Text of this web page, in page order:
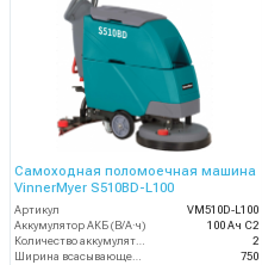
Самоходная поломоечная машина
VinnerMyer S510BD-L100
Артикул
VM510D-L100
Аккумулятор АКБ (В/А·ч)
100 Ач С2
Количество аккумуляторов (шт)
2
Ширина всасывающей балки (мм)
750